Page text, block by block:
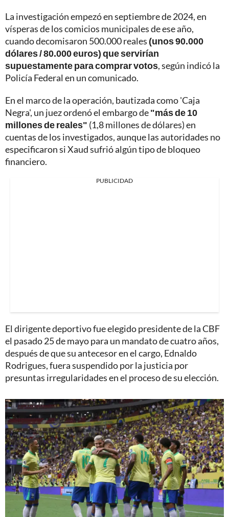
La investigación empezó en septiembre de 2024, en
vísperas de los comicios municipales de ese año,
cuando decomisaron 500.000 reales (unos 90.000
dólares / 80.000 euros) que servirían
supuestamente para comprar votos, según indicó la
Policía Federal en un comunicado.
En el marco de la operación, bautizada como 'Caja
Negra', un juez ordenó el embargo de"más de 10
millones de reales" (1,8 millones de dólares) en
cuentas de los investigados, aunque las autoridades no
especificaron si Xaud sufrió algún tipo de bloqueo
financiero.
PUBLICIDAD
El dirigente deportivo fue elegido presidente de la CBF
el pasado 25 de mayo para un mandato de cuatro años,
después de que su antecesor en el cargo, Ednaldo
Rodrigues, fuera suspendido por la justicia por
presuntas irregularidades en el proceso de su elección.